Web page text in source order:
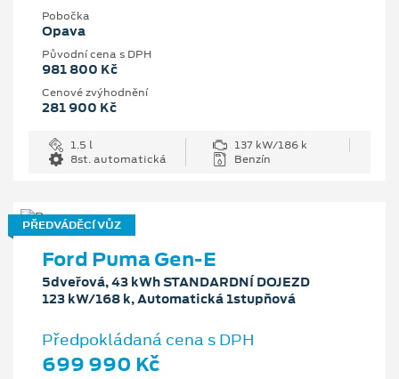
Pobočka
Opava
Původní cena s DPH
981 800 Kč
Cenové zvýhodnění
281 900 Kč
1.5 l
137 kW/186 k
8st. automatická
Benzín
PŘEDVÁDĚCÍ VŮZ
Ford Puma Gen-E
5dveřová, 43 kWh STANDARDNÍ DOJEZD
123 kW/168 k, Automatická 1stupňová
Předpokládaná cena s DPH
699 990 Kč